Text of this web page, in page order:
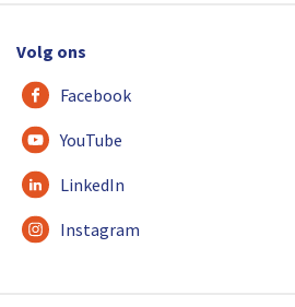
Volg ons
Facebook
YouTube
LinkedIn
Instagram